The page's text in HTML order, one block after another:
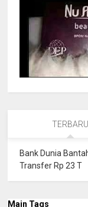
TERBARU
Bank Dunia
Transfer Rp 23 T
Main Tags